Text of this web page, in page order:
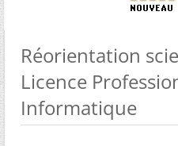
Réorientation
Licence
Informatique